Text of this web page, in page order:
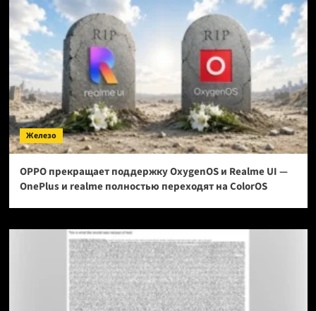
Железо
OPPO прекращает поддержку OxygenOS и Realme UI —
OnePlus и realme полностью переходят на ColorOS